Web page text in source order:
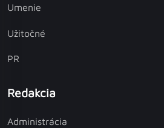
Umenie
Užitočné
PR
Redakcia
Administrácia